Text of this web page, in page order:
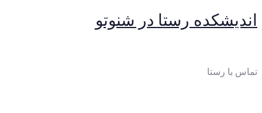
اندیشکده رستا در شنوتو
تماس با رستا